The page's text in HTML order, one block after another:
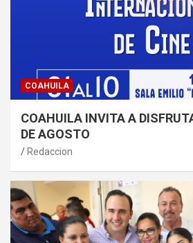
COAHUILA
COAHUILA INVITA A
DE AGOSTO
Redaccion